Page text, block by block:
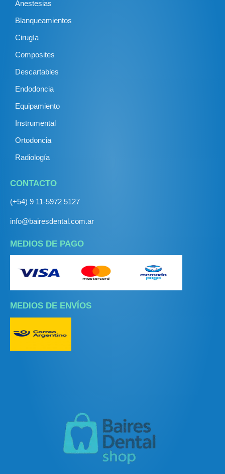
Anestesias
Blanqueamientos
Cirugía
Composites
Descartables
Endodoncia
Equipamiento
Instrumental
Ortodoncia
Radiología
CONTACTO
(+54) 9 11-5972 5127
info@bairesdental.com.ar
MEDIOS DE PAGO
MEDIOS DE ENVÍOS